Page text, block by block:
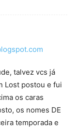
talvez vcs já
Lost postou e fui
os caras
os nomes DE
temporada e